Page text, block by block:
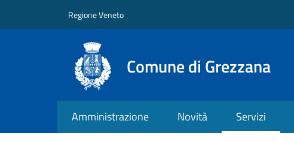
Regione Veneto
Comune di Grezzana
Amministrazione Novità Servizi